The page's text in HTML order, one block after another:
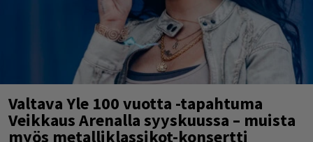
Valtava Yle 100 vuotta -tapahtuma
Veikkaus Arenalla syyskuussa – muista
myös metalliklassikot-konsertti